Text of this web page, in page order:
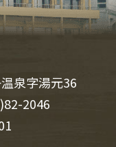
泉字湯元36
2046